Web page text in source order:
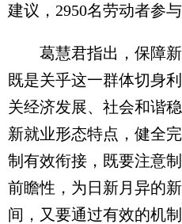
建议，2950名劳动者参
葛慧君指出，保障新
既是关乎这一群体切身
关经济发展、社会和谐
新就业形态特点，健全
制有效衔接，既要注意
前瞻性，为日新月异的
间，又要通过有效的机